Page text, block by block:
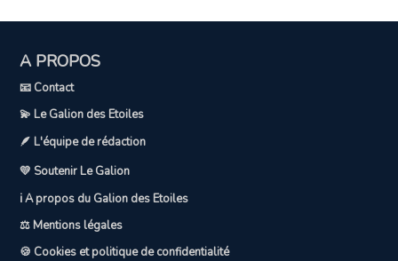
A PROPOS
📧 Contact
💫 Le Galion des Etoiles
🪶 L'équipe de rédaction
💛 Soutenir Le Galion
ℹ️ A propos du Galion des Etoiles
⚖️ Mentions légales
🍪 Cookies et politique de confidentialité